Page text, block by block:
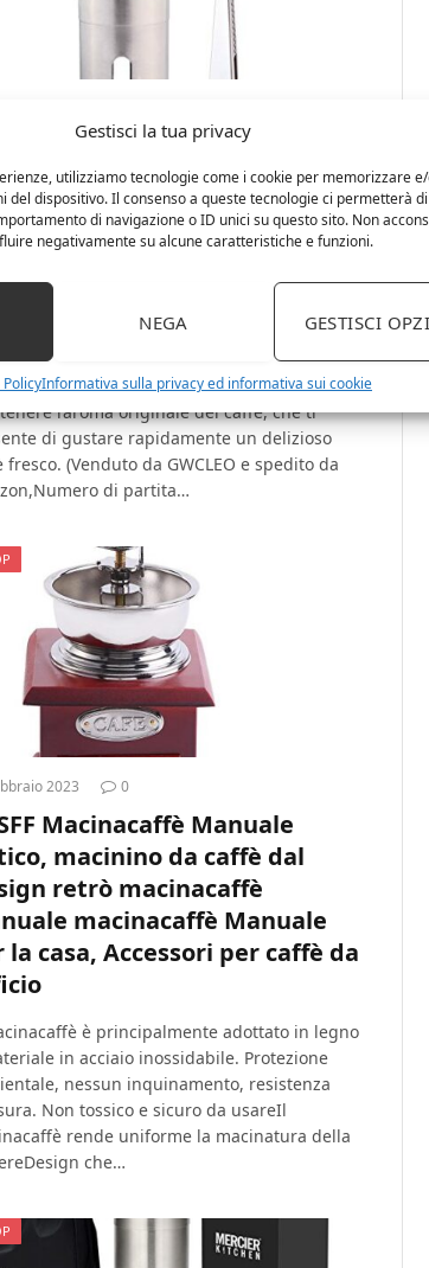
Gestisci la tua privacy
utilizziamo tecnologie come i cookie per memorizzare
del dispositivo. Il consenso a queste tecnologie ci permetterà di
di navigazione o ID unici su questo sito. Non
negativamente su alcune caratteristiche e funzioni.
NEGA GESTISCI
Informativa sulla privacy ed informativa sui cookie
Macinacaffè Manuale,
caffè Americano Espresso
Inox con Regolabile
in Smerigliatrice
Burr | Dimensioni
o Il Viaggio
Manuale:La macinazione in ceramica può
l’aroma originale del caffè, che ti
di gustare rapidamente un delizioso
fresco. (Venduto da GWCLEO e spedito da
di partita…
2023 0
Macinacaffè Manuale
macinino da caffè dal
retrò macinacaffè
macinacaffè Manuale
la casa, Accessori per caffè da
è principalmente adottato in legno
in acciaio inossidabile. Protezione
nessun inquinamento, resistenza
Non tossico e sicuro da usareIl
rende uniforme la macinatura della
che…